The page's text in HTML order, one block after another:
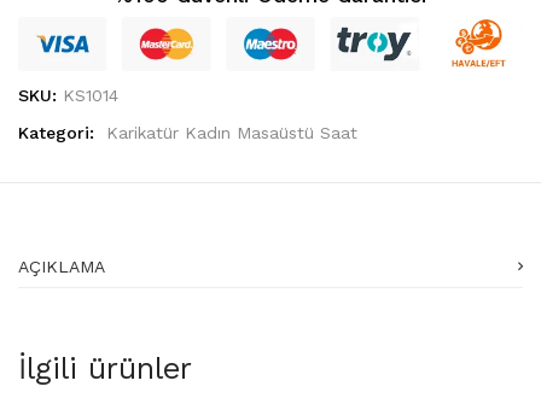
SKU: KS1014
Kategori:
Karikatür Kadın Masaüstü Saat
AÇIKLAMA
İlgili ürünler